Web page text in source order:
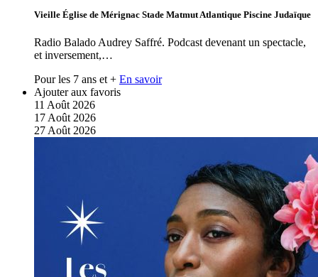
Vieille Église de Mérignac Stade Matmut Atlantique Piscine Judaïque
Radio Balado Audrey Saffré. Podcast devenant un spectacle,
et inversement,…
Pour les 7 ans et + En savoir
Ajouter aux favoris
11 Août 2026
17 Août 2026
27 Août 2026